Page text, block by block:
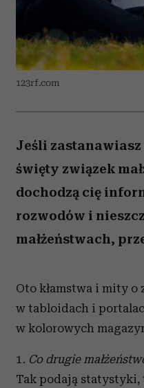
123rf.com
Jeśli zastanawiasz
święty związek
dochodzą cię
rozwodów i
małżeństwach,
Oto kłamstwa i mity o
w tabloidach i
w kolorowych
1. Co drugie
Tak podają statystyki,